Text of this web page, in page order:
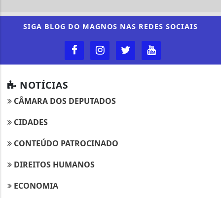
SIGA BLOG DO MAGNOS NAS REDES SOCIAIS
NOTÍCIAS
CÂMARA DOS DEPUTADOS
CIDADES
CONTEÚDO PATROCINADO
DIREITOS HUMANOS
ECONOMIA